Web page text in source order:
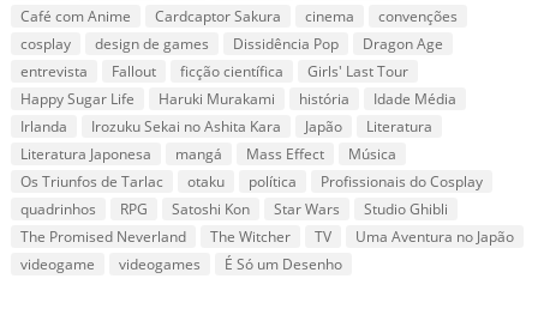
Café com Anime
Cardcaptor Sakura cinema
convenções
cosplay
design de games Dissidência Pop
Dragon Age
entrevista
Fallout ficção científica
Girls' Last Tour
Happy Sugar Life
Haruki Murakami história
Idade Média
Irlanda
Irozuku Sekai no Ashita Kara Japão
Literatura
Literatura Japonesa
mangá Mass Effect
Música
Os Triunfos de Tarlac
otaku política
Profissionais do Cosplay
quadrinhos
RPG Satoshi Kon Star Wars
Studio Ghibli
The Promised Neverland
The Witcher TV
Uma Aventura no Japão
videogame
videogames É Só um Desenho